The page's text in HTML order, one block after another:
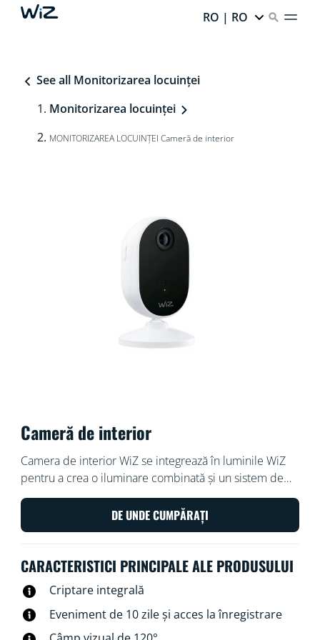
RO | RO
See all Monitorizarea locuinței
Monitorizarea locuinței
MONITORIZAREA LOCUINȚEI Cameră de interior
Cameră de interior
Camera de interior WiZ se integrează în luminile WiZ
pentru a crea o iluminare combinată și un sistem de
monitorizare a locuinței. Amplasați camera oriunde
doriți și declanșați-o prin detecția mișcării, sunetului
sau cu aplicația WiZ. Folosiți vederea nocturnă pentru a
descuraja intrușii sau pentru a oferi ajutor și înregistrați
sunteți acasă sau nu, prin intermediul aplicației noastre
integrate de securitate și control al luminii. Aprindeți
luminile, declanșați o alarmă luminoasă, activați sunetul
DE UNDE CUMPĂRAȚI
CARACTERISTICI PRINCIPALE ALE PRODUSULUI
Criptare integrală
Eveniment de 10 zile și acces la înregistrare